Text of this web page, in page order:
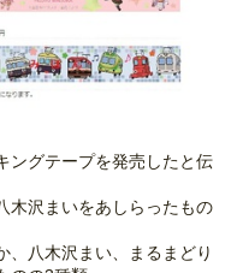
ングテープを発売したと伝
木沢まいをあしらったもの
、八木沢まい、まるまどり